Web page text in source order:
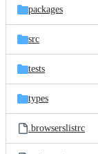
packages
src
tests
types
.browserslistrc